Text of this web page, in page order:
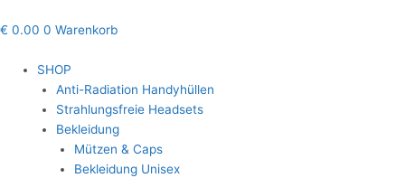
€ 0.00 0 Warenkorb
SHOP
Anti-Radiation Handyhüllen
Strahlungsfreie Headsets
Bekleidung
Mützen & Caps
Bekleidung Unisex